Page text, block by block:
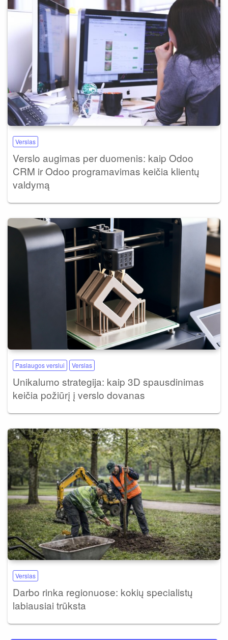
Verslas
Verslo augimas per duomenis: kaip Odoo
CRM ir Odoo programavimas keičia klientų
valdymą
Paslaugos verslui Verslas
Unikalumo strategija: kaip 3D spausdinimas
keičia požiūrį į verslo dovanas
Verslas
Darbo rinka regionuose: kokių specialistų
labiausiai trūksta